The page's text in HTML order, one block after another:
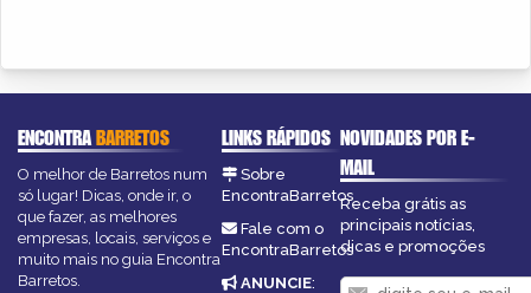
ENCONTRABARRETOS
O melhor de Barretos num
só lugar! Dicas, onde ir, o
que fazer, as melhores
empresas, locais, serviços e
muito mais no guia Encontra
Barretos.
LINKS RÁPIDOS
Sobre
EncontraBarretos
Fale com o
EncontraBarretos
ANUNCIE:
NOVIDADES POR E-
MAIL
Receba grátis as
principais notícias,
dicas e promoções